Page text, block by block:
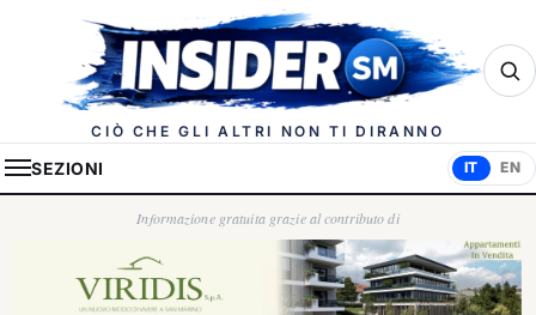
Insider.sm
CIÒ CHE GLI ALTRI NON TI DIRANNO
SEZIONI IT EN
Informazione gratuita grazie al contributo di